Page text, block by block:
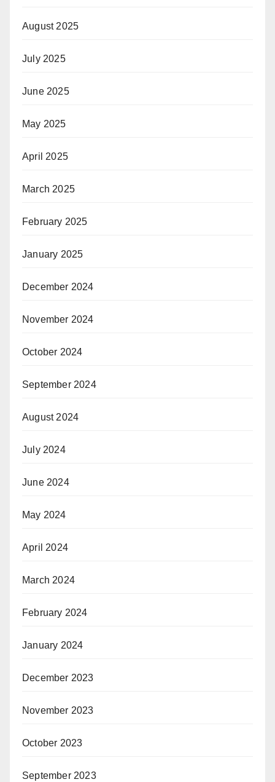
August 2025
July 2025
June 2025
May 2025
April 2025
March 2025
February 2025
January 2025
December 2024
November 2024
October 2024
September 2024
August 2024
July 2024
June 2024
May 2024
April 2024
March 2024
February 2024
January 2024
December 2023
November 2023
October 2023
September 2023